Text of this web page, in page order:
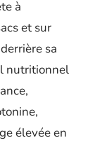
à
et sur
sa
nutritionnel
élevée en